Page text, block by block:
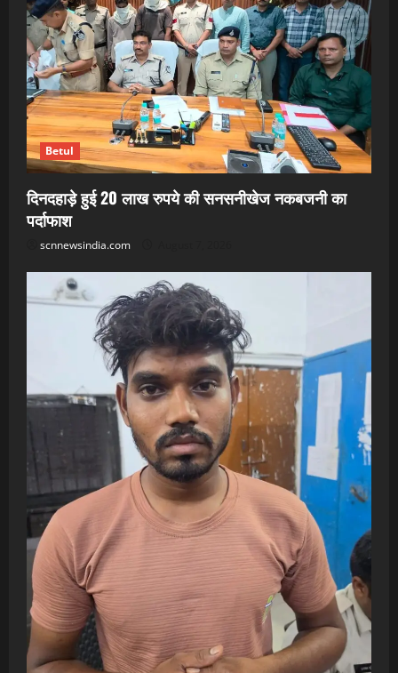
Betul
दिनदहाड़े हुई 20 लाख रुपये की सनसनीखेज नकबजनी का
पर्दाफाश
scnnewsindia.com